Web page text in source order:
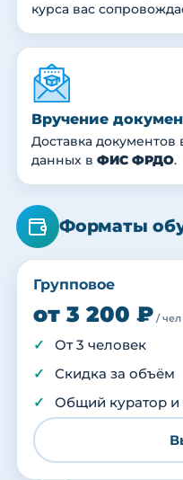
курса вас
Вручение
Доставка
данных в ФИС ФРДО.
Форматы
Групповое
от 3 200 ₽ / чел
От 3 человек
Скидка за объём
Общий куратор